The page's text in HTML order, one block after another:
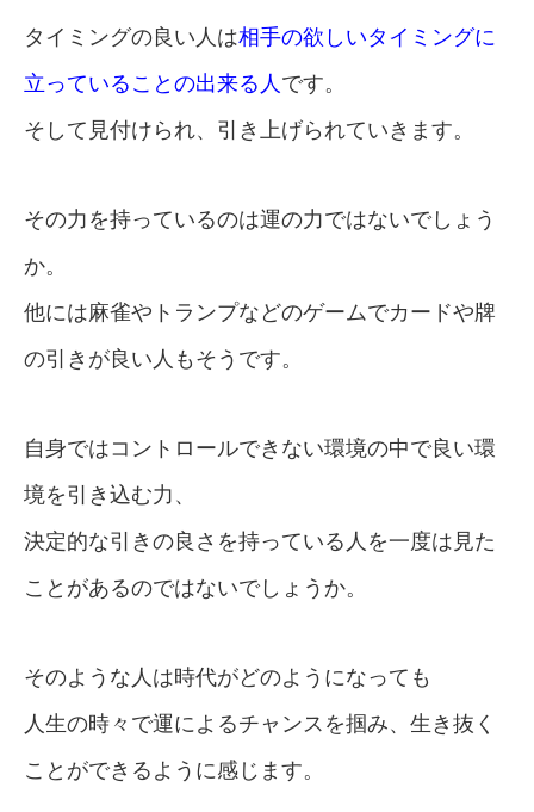
タイミングの良い人は相手の欲しいタイミングに
立っていることの出来る人 です。
そして見付けられ、引き上げられていきます。
その力を持っているのは運の力ではないでしょう
か。
他には麻雀やトランプなどのゲームでカードや牌
の引きが良い人もそうです。
自身ではコントロールできない環境の中で良い環
境を引き込む力、
決定的な引きの良さを持っている人を一度は見た
ことがあるのではないでしょうか。
そのような人は時代がどのようになっても
人生の時々で運によるチャンスを掴み、生き抜く
ことができるように感じます。